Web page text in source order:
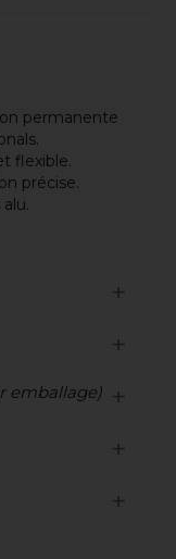
permanente
flexible.
précise.
emballage)